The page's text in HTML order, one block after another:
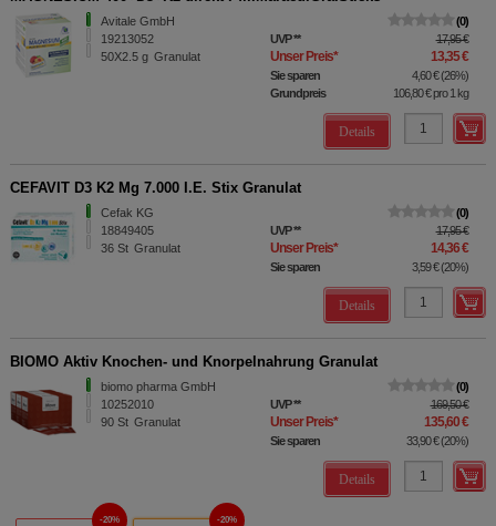
Avitale GmbH
19213052
50X2.5 g Granulat
0
UVP** 17,95 €
Unser Preis* 13,35 €
Sie sparen 4,60 €(26%)
Grundpreis
106,80 €pro 1 kg
Details
CEFAVIT D3 K2 Mg 7.000 I.E. Stix Granulat
Cefak KG
18849405
36 St Granulat
0
UVP** 17,95 €
Unser Preis* 14,36 €
Sie sparen 3,59 €(20%)
Details
BIOMO Aktiv Knochen- und Knorpelnahrung Granulat
biomo pharma GmbH
10252010
90 St Granulat
0
UVP** 169,50 €
Unser Preis* 135,60 €
Sie sparen 33,90 €(20%)
Details
20% 20%